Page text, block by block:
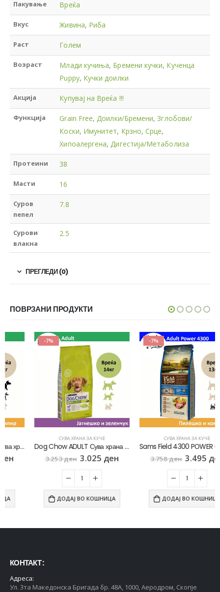
Пакување Вреќа
Вкус Живина, Риба
Раст Голем
Возраст Млади кучиња, Бремени кучки, Кученца
Puppy, Кучки доилки
Акција Купувај на Вреќа !!!
Функција Grain Free,Доилки/Бремени,Зглобови/
Коски, Имунитет, Крзно,Срце,
Хипоалергена,Дигестија/Метаболиза
Протеини 38
Масти 16
Суров
пепел
7.8
Сурови
влакна
2.5
ПРЕГЛЕДИ (0)
ПОВРЗАНИ ПРОДУКТИ
-7%
СУВА ХРАНА ЗА КУЧЕ
Dog Chow ADULT Сува храна за Возрасни кучиња со Јагнешко [Вреќа 14кг]
ден 3.025 ден
ДОДАЈ ВО КОШНИЦА
-7%
СУВА ХРАНА ЗА КУЧЕ
Sams Field 4300 POWER Сува храна за Активни кучиња со Пилешко и компир [Вреќа 13кг]
ден 3.495 ден
ДОДАЈ ВО КОШНИЦА
КОНТАКТ :
Адреса:
Ул. 3та Македонска Бригада бр. 48А, 1000, Аеродром, Скопје